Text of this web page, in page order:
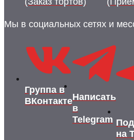
Мы в социальных сетях и
Группа в
ВКонтактеНаписать
в
Telegram
на